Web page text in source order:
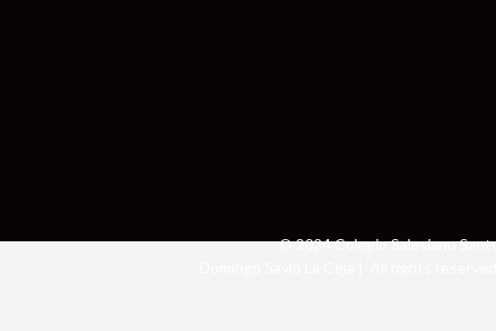
© 2024 Colegio Salesiano